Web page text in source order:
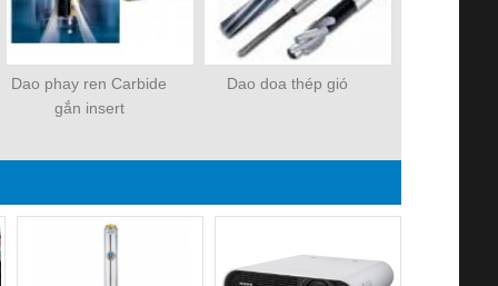
Dao phay ren Carbide
gắn insert
Dao doa thép gió